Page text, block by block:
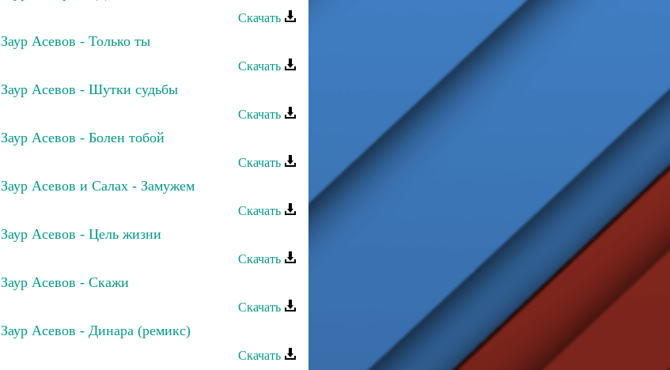
Скачать
Заур Асевов - Только ты
Скачать
Заур Асевов - Шутки судьбы
Скачать
Заур Асевов - Болен тобой
Скачать
Заур Асевов и Салах - Замужем
Скачать
Заур Асевов - Цель жизни
Скачать
Заур Асевов - Скажи
Скачать
Заур Асевов - Динара (ремикс)
Скачать